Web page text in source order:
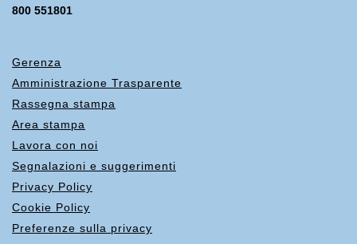
800 551801
Gerenza
Amministrazione Trasparente
Rassegna stampa
Area stampa
Lavora con noi
Segnalazioni e suggerimenti
Privacy Policy
Cookie Policy
Preferenze sulla privacy